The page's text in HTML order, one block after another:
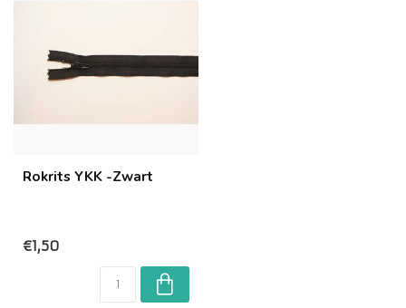
Rokrits YKK -Zwart
€1,50